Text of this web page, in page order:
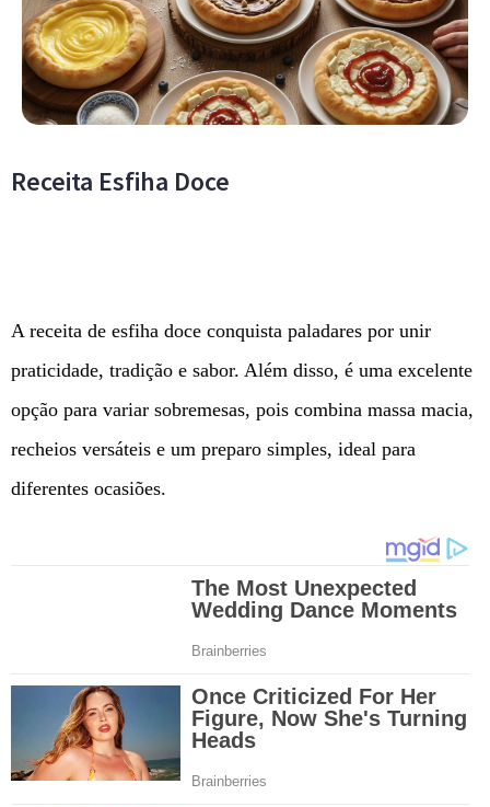
Receita Esfiha Doce
A receita de esfiha doce conquista paladares por unir
praticidade, tradição e sabor. Além disso, é uma excelente
opção para variar sobremesas, pois combina massa macia,
recheios versáteis e um preparo simples, ideal para
diferentes ocasiões.